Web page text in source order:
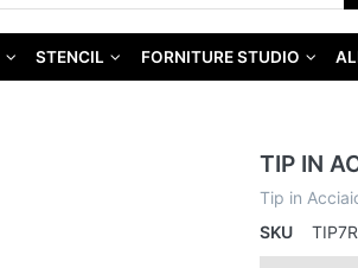
STENCIL FORNITURE STUDIO
TIP IN
Tip in
SKU
TIP7R